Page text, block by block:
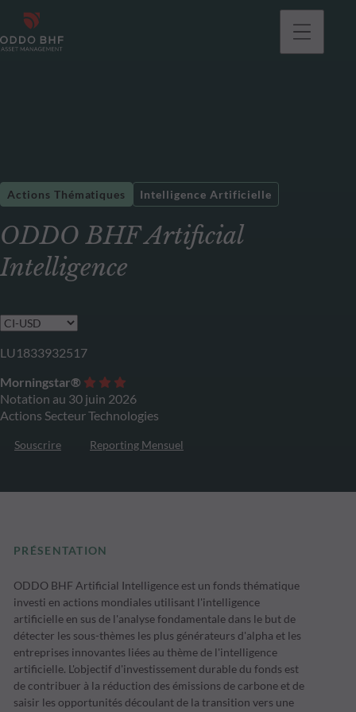
ODDO BHF Artificial
Intelligence
Actions Thématiques Intelligence Artificielle
LU1833932517
Morningstar®
Notation au 30 juin 2026
Actions Secteur Technologies
Souscrire Reporting Mensuel
PRÉSENTATION
ODDO BHF Artificial Intelligence est un fonds thématique
investi en actions mondiales utilisant l'intelligence
artificielle en sus de l'analyse fondamentale dans le but de
détecter les sous-thèmes les plus générateurs d'alpha et les
entreprises innovantes liées au thème de l'intelligence
artificielle. L'objectif d'investissement durable du fonds est
de contribuer à la réduction des émissions de carbone et de
saisir les opportunités découlant de la transition vers une